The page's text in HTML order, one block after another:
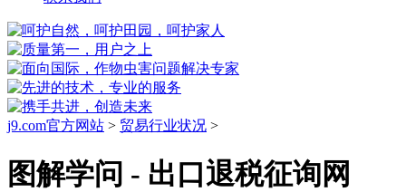
j9.com官方网站 > 贸易行业状况 >
图解学问 - 出口退税征询网